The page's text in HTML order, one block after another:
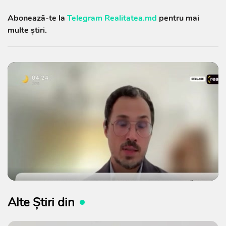
Abonează-te la Telegram Realitatea.md pentru mai
multe știri.
Alte Știri din